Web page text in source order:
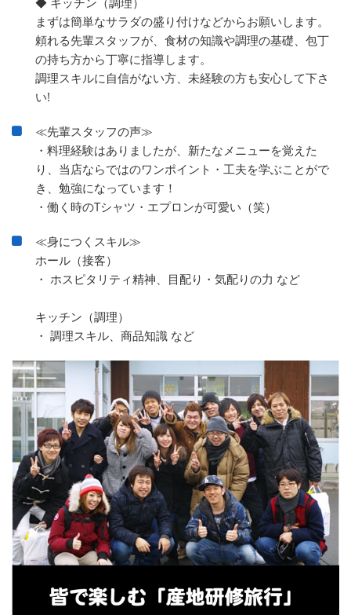
まずは簡単なサラダの盛り付けなどからお願いします。
頼れる先輩スタッフが、食材の知識や調理の基礎、包丁
の持ち方から丁寧に指導します。
調理スキルに自信がない方、未経験の方も安心して下さ
い!
≪先輩スタッフの声≫
・料理経験はありましたが、新たなメニューを覚えた
り、当店ならではのワンポイント・工夫を学ぶことがで
き、勉強になっています！
・働く時のTシャツ・エプロンが可愛い（笑）
≪身につくスキル≫
ホール（接客）
・ ホスピタリティ精神、目配り・気配りの力 など
キッチン（調理）
・ 調理スキル、商品知識 など